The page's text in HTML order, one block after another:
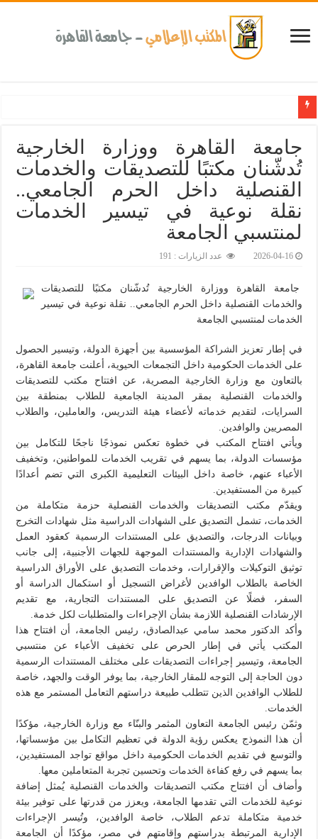
جامعة القاهرة ووزارة الخارجية
تُدشّنان مكتبًا للتصديقات والخدمات
القنصلية داخل الحرم الجامعي..
نقلة نوعية في تيسير الخدمات
لمنتسبي الجامعة
2026-04-16 عدد الزيارات : 191
جامعة القاهرة ووزارة الخارجية تُدشّنان مكتبًا للتصديقات
والخدمات القنصلية داخل الحرم الجامعي.. نقلة نوعية في تيسير
الخدمات لمنتسبي الجامعة
في إطار تعزيز الشراكة المؤسسية بين أجهزة الدولة، وتيسير الحصول
على الخدمات الحكومية داخل التجمعات الحيوية، أعلنت جامعة القاهرة،
بالتعاون مع وزارة الخارجية المصرية، عن افتتاح مكتب للتصديقات
والخدمات القنصلية بمقر المدينة الجامعية للطلاب بمنطقة بين
السرايات، لتقديم خدماته لأعضاء هيئة التدريس، والعاملين، والطلاب
المصريين والوافدين.
ويأتي افتتاح المكتب في خطوة تعكس نموذجًا ناجحًا للتكامل بين
مؤسسات الدولة، بما يسهم في تقريب الخدمات للمواطنين، وتخفيف
الأعباء عنهم، خاصة داخل البيئات التعليمية الكبرى التي تضم أعدادًا
كبيرة من المستفيدين.
ويقدّم مكتب التصديقات والخدمات القنصلية حزمة متكاملة من
الخدمات، تشمل التصديق على الشهادات الدراسية مثل شهادات التخرج
وبيانات الدرجات، والتصديق على المستندات الرسمية كعقود العمل
والشهادات الإدارية والمستندات الموجهة للجهات الأجنبية، إلى جانب
توثيق التوكيلات والإقرارات، وخدمات التصديق على الأوراق الدراسية
الخاصة بالطلاب الوافدين لأغراض التسجيل أو استكمال الدراسة أو
السفر، فضلًا عن التصديق على المستندات التجارية، مع تقديم
الإرشادات القنصلية اللازمة بشأن الإجراءات والمتطلبات لكل خدمة.
وأكد الدكتور محمد سامي عبدالصادق، رئيس الجامعة، أن افتتاح هذا
المكتب يأتي في إطار الحرص على تخفيف الأعباء عن منتسبي
الجامعة، وتيسير إجراءات التصديقات على مختلف المستندات الرسمية
دون الحاجة إلى التوجه للمقار الخارجية، بما يوفر الوقت والجهد، خاصة
للطلاب الوافدين الذين تتطلب طبيعة دراستهم التعامل المستمر مع هذه
الخدمات.
وثمّن رئيس الجامعة التعاون المثمر والبنّاء مع وزارة الخارجية، مؤكدًا
أن هذا النموذج يعكس رؤية الدولة في تعظيم التكامل بين مؤسساتها،
والتوسع في تقديم الخدمات الحكومية داخل مواقع تواجد المستفيدين،
بما يسهم في رفع كفاءة الخدمات وتحسين تجربة المتعاملين معها.
وأضاف أن افتتاح مكتب التصديقات والخدمات القنصلية يُمثل إضافة
نوعية للخدمات التي تقدمها الجامعة، ويعزز من قدرتها على توفير بيئة
خدمية متكاملة تدعم الطلاب، خاصة الوافدين، وتُيسر الإجراءات
الإدارية المرتبطة بدراستهم وإقامتهم في مصر، مؤكدًا أن الجامعة